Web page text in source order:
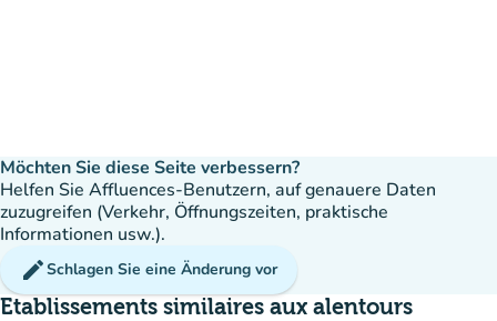
Möchten Sie diese Seite verbessern?
Helfen Sie Affluences-Benutzern, auf genauere Daten
zuzugreifen (Verkehr, Öffnungszeiten, praktische
Informationen usw.).
editSchlagen Sie eine Änderung vor
Etablissements similaires aux alentours